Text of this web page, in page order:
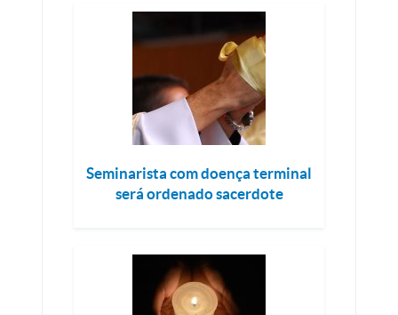
Seminarista com doença terminal
será ordenado sacerdote